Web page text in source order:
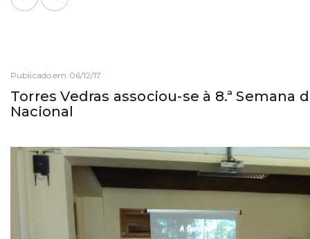
Publicado em 06/12/17
Torres Vedras associou-se à 8.ª Semana
Nacional